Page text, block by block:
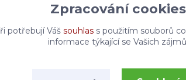
Zpracování cookies
potřebují Váš souhlass použitím souborů
informace týkající se Vašich